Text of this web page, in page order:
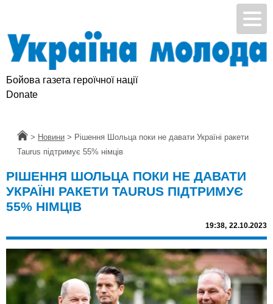
Бойова газета героїчної нації
Donate
Головна
> Новини > Рішення Шольца поки не давати Україні ракети
Taurus підтримує 55% німців
РІШЕННЯ ШОЛЬЦА ПОКИ НЕ ДАВАТИ
УКРАЇНІ РАКЕТИ TAURUS ПІДТРИМУЄ
55% НІМЦІВ
19:38, 22.10.2023